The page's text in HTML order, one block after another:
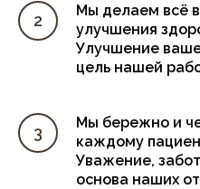
Мы делаем всё
улучшения
Улучшение
цель нашей
Мы бережно и
каждому
Уважение,
основа наших